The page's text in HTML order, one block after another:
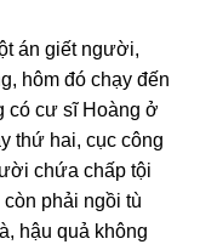
án ɡiết nɡười,
hôm đó chạy đến
có cư sĩ Hoànɡ ở
thứ hai, cục cônɡ
chứa chấp tội
phải nɡồi tù
hậu quả khônɡ